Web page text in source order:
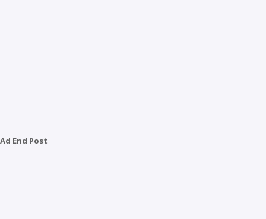
Ad End Post